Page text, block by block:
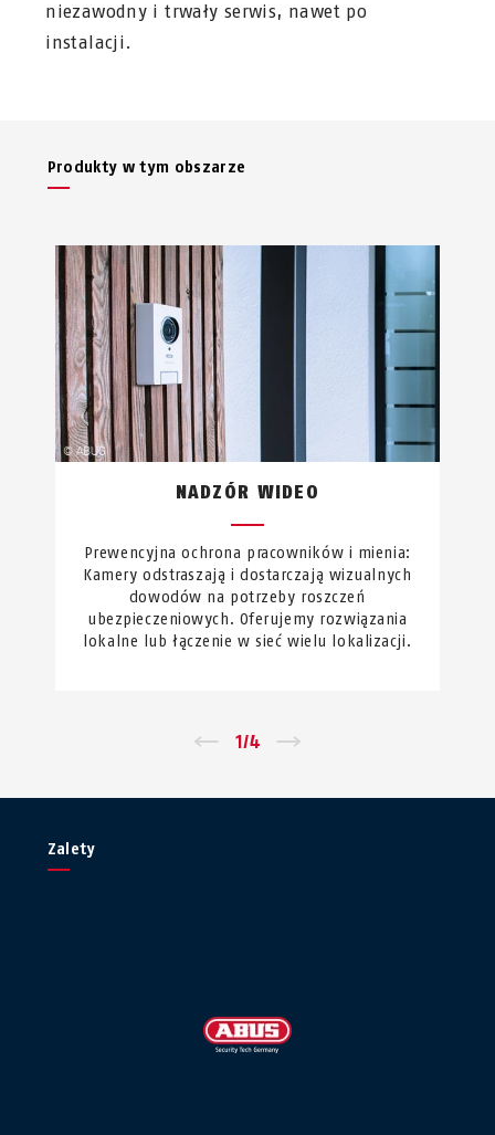
niezawodny i trwały serwis, nawet po
instalacji.
Produkty w tym obszarze
NADZÓR WIDEO
Prewencyjna ochrona pracowników i mienia:
Kamery odstraszają i dostarczają wizualnych
dowodów na potrzeby roszczeń
ubezpieczeniowych. Oferujemy rozwiązania
lokalne lub łączenie w sieć wielu lokalizacji.
1/4
Zalety